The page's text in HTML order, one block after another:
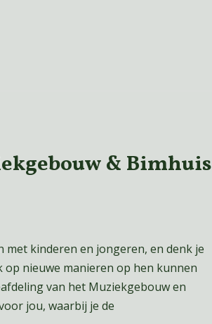
& Bimhuis
met kinderen en jongeren, en denk je
nieuwe manieren op hen kunnen
van het Muziekgebouw en
jou, waarbij je de